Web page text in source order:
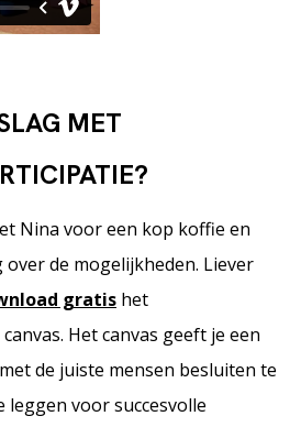
MET
Nina voor een kop koffie en
de mogelijkheden. Liever
gratis het
Het canvas geeft je een
de juiste mensen besluiten te
leggen voor succesvolle